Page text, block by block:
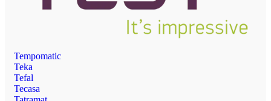
Tempomatic
Teka
Tefal
Tecasa